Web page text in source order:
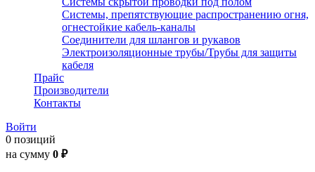
Системы, препятствующие распространению огня,
огнестойкие кабель-каналы
Соединители для шлангов и рукавов
Электроизоляционные трубы/Трубы для защиты
кабеля
Прайс
Производители
Контакты
Войти
0 позиций
на сумму 0 ₽